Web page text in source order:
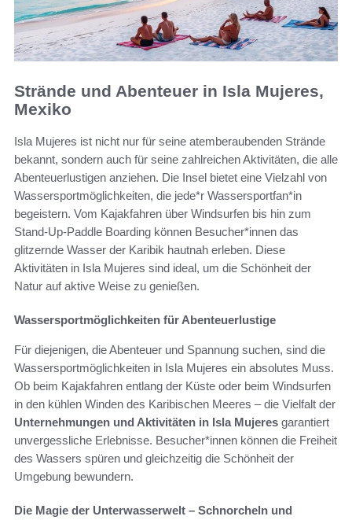
Strände und Abenteuer in Isla Mujeres,
Mexiko
Isla Mujeres ist nicht nur für seine atemberaubenden Strände
bekannt, sondern auch für seine zahlreichen Aktivitäten, die alle
Abenteuerlustigen anziehen. Die Insel bietet eine Vielzahl von
Wassersportmöglichkeiten, die jede*r Wassersportfan*in
begeistern. Vom Kajakfahren über Windsurfen bis hin zum
Stand-Up-Paddle Boarding können Besucher*innen das
glitzernde Wasser der Karibik hautnah erleben. Diese
Aktivitäten in Isla Mujeres sind ideal, um die Schönheit der
Natur auf aktive Weise zu genießen.
Wassersportmöglichkeiten für Abenteuerlustige
Für diejenigen, die Abenteuer und Spannung suchen, sind die
Wassersportmöglichkeiten in Isla Mujeres ein absolutes Muss.
Ob beim Kajakfahren entlang der Küste oder beim Windsurfen
in den kühlen Winden des Karibischen Meeres – die Vielfalt der
Unternehmungen und Aktivitäten in Isla Mujeres garantiert
unvergessliche Erlebnisse. Besucher*innen können die Freiheit
des Wassers spüren und gleichzeitig die Schönheit der
Umgebung bewundern.
Die Magie der Unterwasserwelt – Schnorcheln und